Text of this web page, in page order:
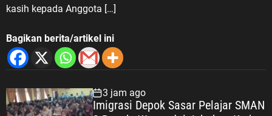
kasih kepada Anggota […]
Bagikan berita/artikel ini
3 jam ago
Imigrasi Depok Sasar Pelajar SMAN